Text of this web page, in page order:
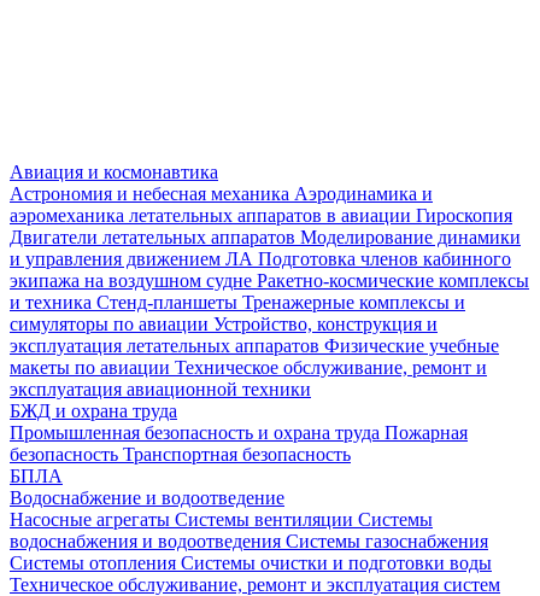
Авиация и космонавтика
Астрономия и небесная механика Аэродинамика и
аэромеханика летательных аппаратов в авиации Гироскопия
Двигатели летательных аппаратов Моделирование динамики
и управления движением ЛА Подготовка членов кабинного
экипажа на воздушном судне Ракетно-космические комплексы
и техника Стенд-планшеты Тренажерные комплексы и
симуляторы по авиации Устройство, конструкция и
эксплуатация летательных аппаратов Физические учебные
макеты по авиации Техническое обслуживание, ремонт и
эксплуатация авиационной техники
БЖД и охрана труда
Промышленная безопасность и охрана труда Пожарная
безопасность Транспортная безопасность
БПЛА
Водоснабжение и водоотведение
Насосные агрегаты Системы вентиляции Системы
водоснабжения и водоотведения Системы газоснабжения
Системы отопления Системы очистки и подготовки воды
Техническое обслуживание, ремонт и эксплуатация систем